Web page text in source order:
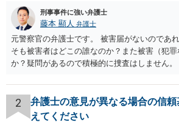
刑事事件に強い弁護士
藤本 顯人 弁護士
元警察官の弁護士です。 被害届がないのであ
そも被害者はどこの誰なのか？また被害（犯
か？疑問があるので積極的に捜査はしません
2
弁護士の意見が異なる場合の信
えてください